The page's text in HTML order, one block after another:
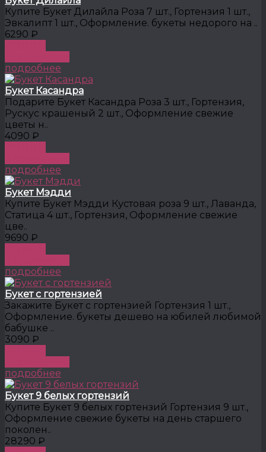
Купите Букет Дилайла Роза 7 шт., Гортензия 1 шт.,
Эвкалипт 1 шт., Оформление. букеты недорого на ..
6290 ₽
подробнее
Букет Касандра
Подарите Букет Касандра Роза 3 шт., Гортензия,
Рускус крашеный 2 шт., Оформление свежие
цветы н..
4090 ₽
подробнее
Букет Мэдди
Купите Букет Мэдди Кустовая роза 9 шт., Лаванда,
Статица 4 шт., Гортензия, Оформление свежие
цве..
9690 ₽
подробнее
Букет с гортензией
Закажите Букет с гортензией Гортензия 1 шт.,
Оформление. букеты дешево на юбилей любимой
бабушке ..
3090 ₽
подробнее
Букет 9 белых гортензий
Купите Букет 9 белых гортензий Гортензия 9 шт.,
Оформление свежие букеты на день старшего
поколен..
28290 ₽